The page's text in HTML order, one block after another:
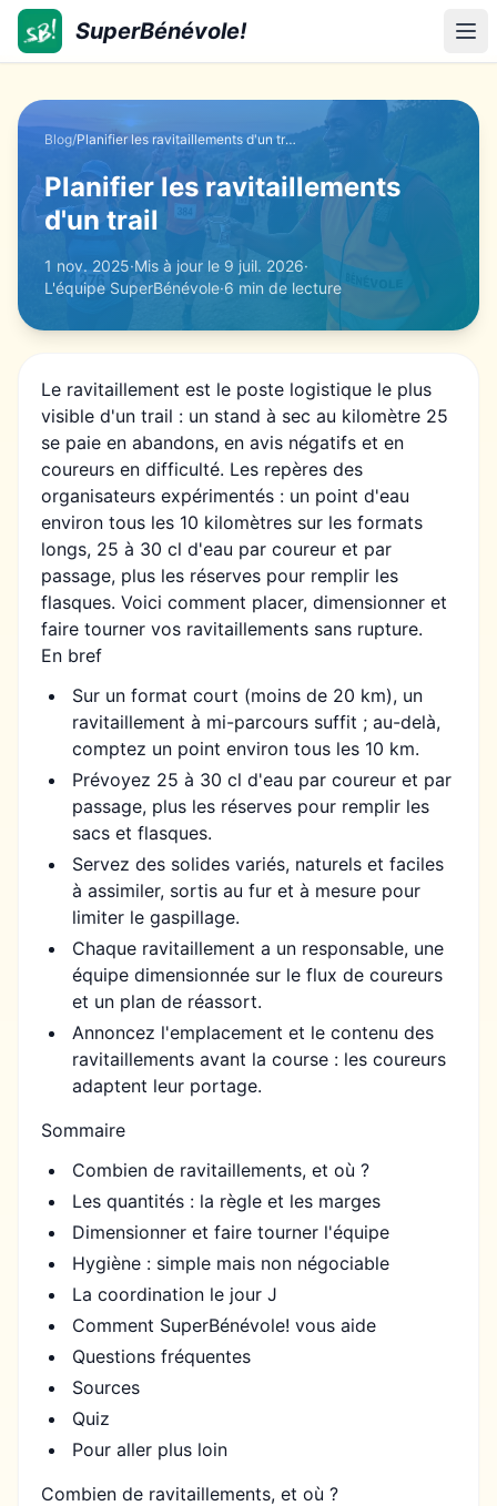
SuperBénévole!
SuperBénévole!
Blog/ Planifier les ravitaillements d'un trail
Planifier les ravitaillements
d'un trail
1 nov. 2025·Mis à jour le 9 juil. 2026·
L'équipe SuperBénévole·6 min de lecture
Le ravitaillement est le poste logistique le plus
visible d'un trail : un stand à sec au kilomètre 25
se paie en abandons, en avis négatifs et en
coureurs en difficulté. Les repères des
organisateurs expérimentés : un point d'eau
environ tous les 10 kilomètres sur les formats
longs, 25 à 30 cl d'eau par coureur et par
passage, plus les réserves pour remplir les
flasques. Voici comment placer, dimensionner et
faire tourner vos ravitaillements sans rupture.
En bref
Sur un format court (moins de 20 km), un
ravitaillement à mi-parcours suffit ; au-delà,
comptez un point environ tous les 10 km.
Prévoyez 25 à 30 cl d'eau par coureur et par
passage, plus les réserves pour remplir les
sacs et flasques.
Servez des solides variés, naturels et faciles
à assimiler, sortis au fur et à mesure pour
limiter le gaspillage.
Chaque ravitaillement a un responsable, une
équipe dimensionnée sur le flux de coureurs
et un plan de réassort.
Annoncez l'emplacement et le contenu des
ravitaillements avant la course : les coureurs
adaptent leur portage.
Sommaire
Combien de ravitaillements, et où ?
Les quantités : la règle et les marges
Dimensionner et faire tourner l'équipe
Hygiène : simple mais non négociable
La coordination le jour J
Comment SuperBénévole! vous aide
Questions fréquentes
Sources
Quiz
Pour aller plus loin
Combien de ravitaillements, et où ?